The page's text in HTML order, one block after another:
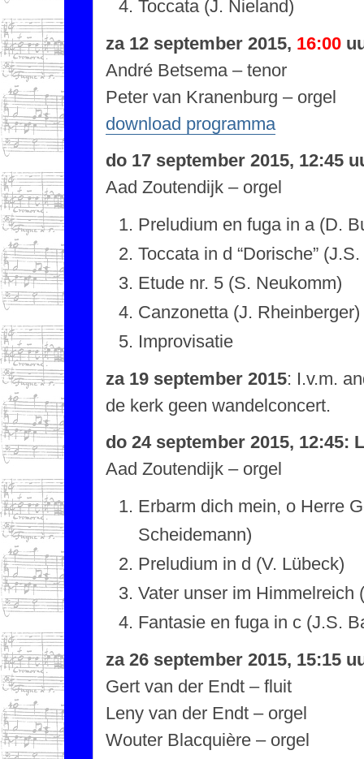
Toccata (J. Nieland)
za 12 september 2015, 16:00
André Betsema – tenor
Peter van Kranenburg – orgel
download programma
do 17 september 2015, 12:45
Aad Zoutendijk – orgel
Preludium en fuga in a (D.
Toccata in d “Dorische”
Etude nr. 5 (S. Neukomm)
Canzonetta (J. Rheinberger)
Improvisatie
za 19 september 2015: I.v.m.
de kerk geen wandelconcert.
do 24 september 2015, 12:45:
Aad Zoutendijk – orgel
Erbarm dich mein, o Herre
Scheidemann)
Preludium in d (V. Lübeck)
Vater unser im Himmelreich
Fantasie en fuga in c (J.S.
za 26 september 2015, 15:15
Gert van der Endt – fluit
Leny van der Endt – orgel
Wouter Blacquière – orgel